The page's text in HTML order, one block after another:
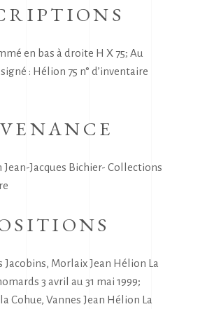
en bas à droite H X 75; Au
: Hélion 75 n° d’inventaire
Jacques Bichier- Collections
Jacobins, Morlaix Jean Hélion La
3 avril au 31 mai 1999;
Cohue, Vannes Jean Hélion La